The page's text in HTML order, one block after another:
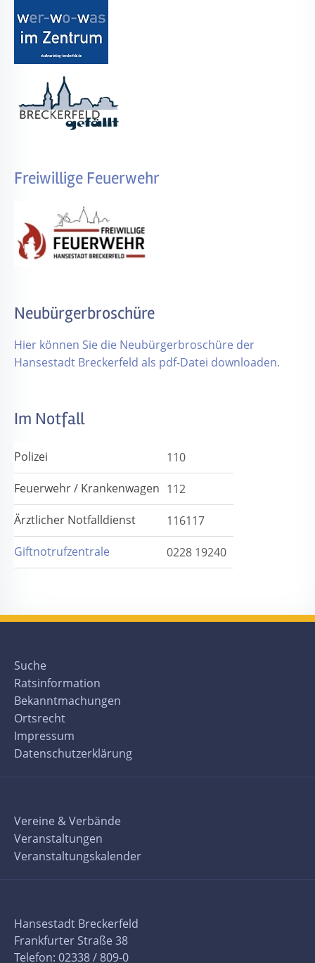
Freiwillige Feuerwehr
Neubürgerbroschüre
Hier können Sie die Neubürgerbroschüre der
Hansestadt Breckerfeld als pdf-Datei downloaden.
Im Notfall
Polizei
110
Feuerwehr / Krankenwagen 112
Ärztlicher Notfalldienst
116117
Giftnotrufzentrale
0228 19240
Suche
Ratsinformation
Bekanntmachungen
Ortsrecht
Impressum
Datenschutzerklärung
Vereine & Verbände
Veranstaltungen
Veranstaltungskalender
Hansestadt Breckerfeld
Frankfurter Straße 38
Telefon: 02338 / 809-0